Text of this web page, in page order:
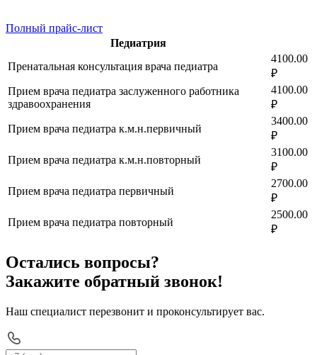
Полный прайс-лист
Педиатрия
Пренатальная консультация врача педиатра
4100.00
₽
Прием врача педиатра заслуженного работника
здравоохранения
4100.00
₽
Прием врача педиатра к.м.н.первичный
3400.00
₽
Прием врача педиатра к.м.н.повторный
3100.00
₽
Прием врача педиатра первичный
2700.00
₽
Прием врача педиатра повторный
2500.00
₽
Остались вопросы?
Закажите обратный звонок!
Наш специалист перезвонит и проконсультирует вас.